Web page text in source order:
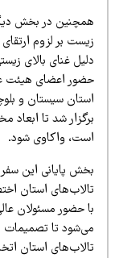
در بخش دیگری
بر لزوم ارتقای
غنای بالای زیستی
اعضای هیئت علمی
سیستان و
شد تا ابعاد
واکاوی شود.
پایانی این سفر به
استان اختصاص
حضور مسئولان
تا تصمیمات نهایی
استان اتخاذ